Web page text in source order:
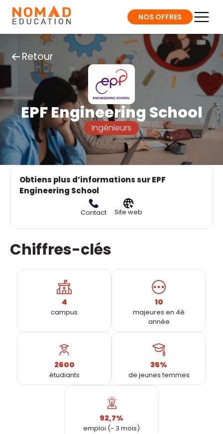
NOS OFFRES
EPF Engineering School
Ingénieurs
Retour
Obtiens plus d’informations sur EPF
Engineering School
Contact Site web
Chiffres-clés
4
campus
10
majeures en 4è
année
2600
étudiants
35%
de jeunes femmes
92,7%
emploi (- 3 mois)